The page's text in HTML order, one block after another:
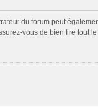
du forum peut
vous de bien lire tout